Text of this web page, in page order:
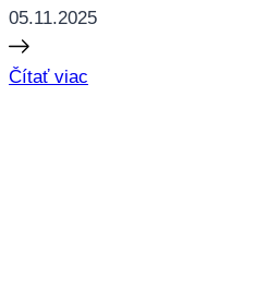
05.11.2025
Čítať viac